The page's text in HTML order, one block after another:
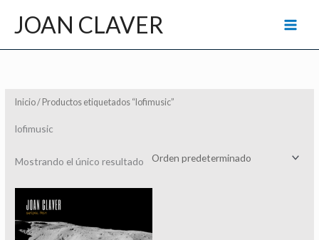
JOAN CLAVER
Inicio/ Productos etiquetados “lofimusic”
lofimusic
Mostrando el único resultado